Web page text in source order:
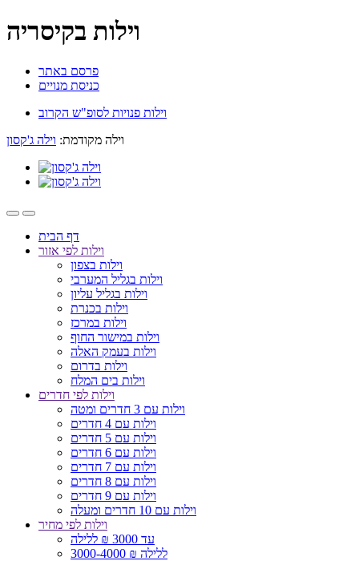
וילות בקיסריה
פרסם באתר
כניסת מנויים
וילות פנויות לסופ"ש הקרוב
וילה מקודמת: וילה ג'קסון
דף הבית
וילות לפי אזור
וילות בצפון
וילות בגליל המערבי
וילות בגליל עליון
וילות בכנרת
וילות במרכז
וילות במישור החוף
וילות בעמק האלה
וילות בדרום
וילות בים המלח
וילות לפי חדרים
וילות עם 3 חדרים ומטה
וילות עם 4 חדרים
וילות עם 5 חדרים
וילות עם 6 חדרים
וילות עם 7 חדרים
וילות עם 8 חדרים
וילות עם 9 חדרים
וילות עם 10 חדרים ומעלה
וילות לפי מחיר
עד 3000 ₪ ללילה
3000-4000 ₪ ללילה